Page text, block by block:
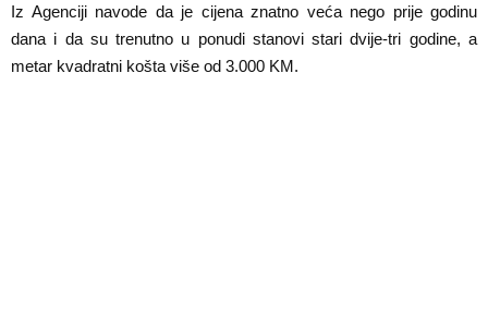
E
Iz Agenciji navode da je cijena znatno veća nego prije godinu
dana i da su trenutno u ponudi stanovi stari dvije-tri godine, a
metar kvadratni košta više od 3.000 KM.